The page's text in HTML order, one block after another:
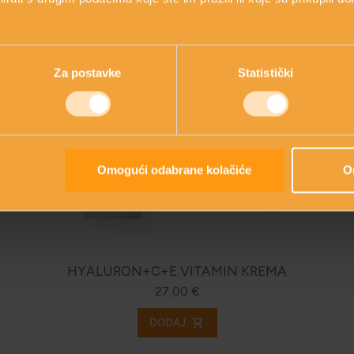
Za postavke Statistički
Omogući odabrane kolačiće
HYALURON+C+E VITAMIN KREMA
27,00 €
DODAJ shopping_cart